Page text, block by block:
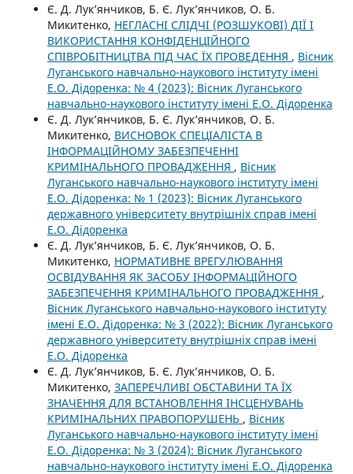
Є. Д. Лук’янчиков, Б. Є. Лук’янчиков, О. Б.
Микитенко, НЕГЛАСНІ СЛІДЧІ (РОЗШУКОВІ) ДІЇ І
ВИКОРИСТАННЯ КОНФІДЕНЦІЙНОГО
СПІВРОБІТНИЦТВА ПІД ЧАС ЇХ ПРОВЕДЕННЯ , Вісник
Луганського навчально-наукового інституту імені
Е.О. Дідоренка: № 4 (2023): Вісник Луганського
навчально-наукового інституту імені Е.О. Дідоренка
Є. Д. Лук’янчиков, Б. Є. Лук’янчиков, О. Б.
Микитенко, ВИСНОВОК СПЕЦІАЛІСТА В
ІНФОРМАЦІЙНОМУ ЗАБЕЗПЕЧЕННІ
КРИМІНАЛЬНОГО ПРОВАДЖЕННЯ , Вісник
Луганського навчально-наукового інституту імені
Е.О. Дідоренка: № 1 (2023): Вісник Луганського
державного університету внутрішніх справ імені
Е.О. Дідоренка
Є. Д. Лук’янчиков, Б. Є. Лук’янчиков, О. Б.
Микитенко, НОРМАТИВНЕ ВРЕГУЛЮВАННЯ
ОСВІДУВАННЯ ЯК ЗАСОБУ ІНФОРМАЦІЙНОГО
ЗАБЕЗПЕЧЕННЯ КРИМІНАЛЬНОГО ПРОВАДЖЕННЯ ,
Вісник Луганського навчально-наукового інституту
імені Е.О. Дідоренка: № 3 (2022): Вісник Луганського
державного університету внутрішніх справ імені
Е.О. Дідоренка
Є. Д. Лук’янчиков, Б. Є. Лук’янчиков, О. Б.
Микитенко, ЗАПЕРЕЧЛИВІ ОБСТАВИНИ ТА ЇХ
ЗНАЧЕННЯ ДЛЯ ВСТАНОВЛЕННЯ ІНСЦЕНУВАНЬ
КРИМІНАЛЬНИХ ПРАВОПОРУШЕНЬ , Вісник
Луганського навчально-наукового інституту імені
Е.О. Дідоренка: № 3 (2024): Вісник Луганського
навчально-наукового інституту імені Е.О. Дідоренка